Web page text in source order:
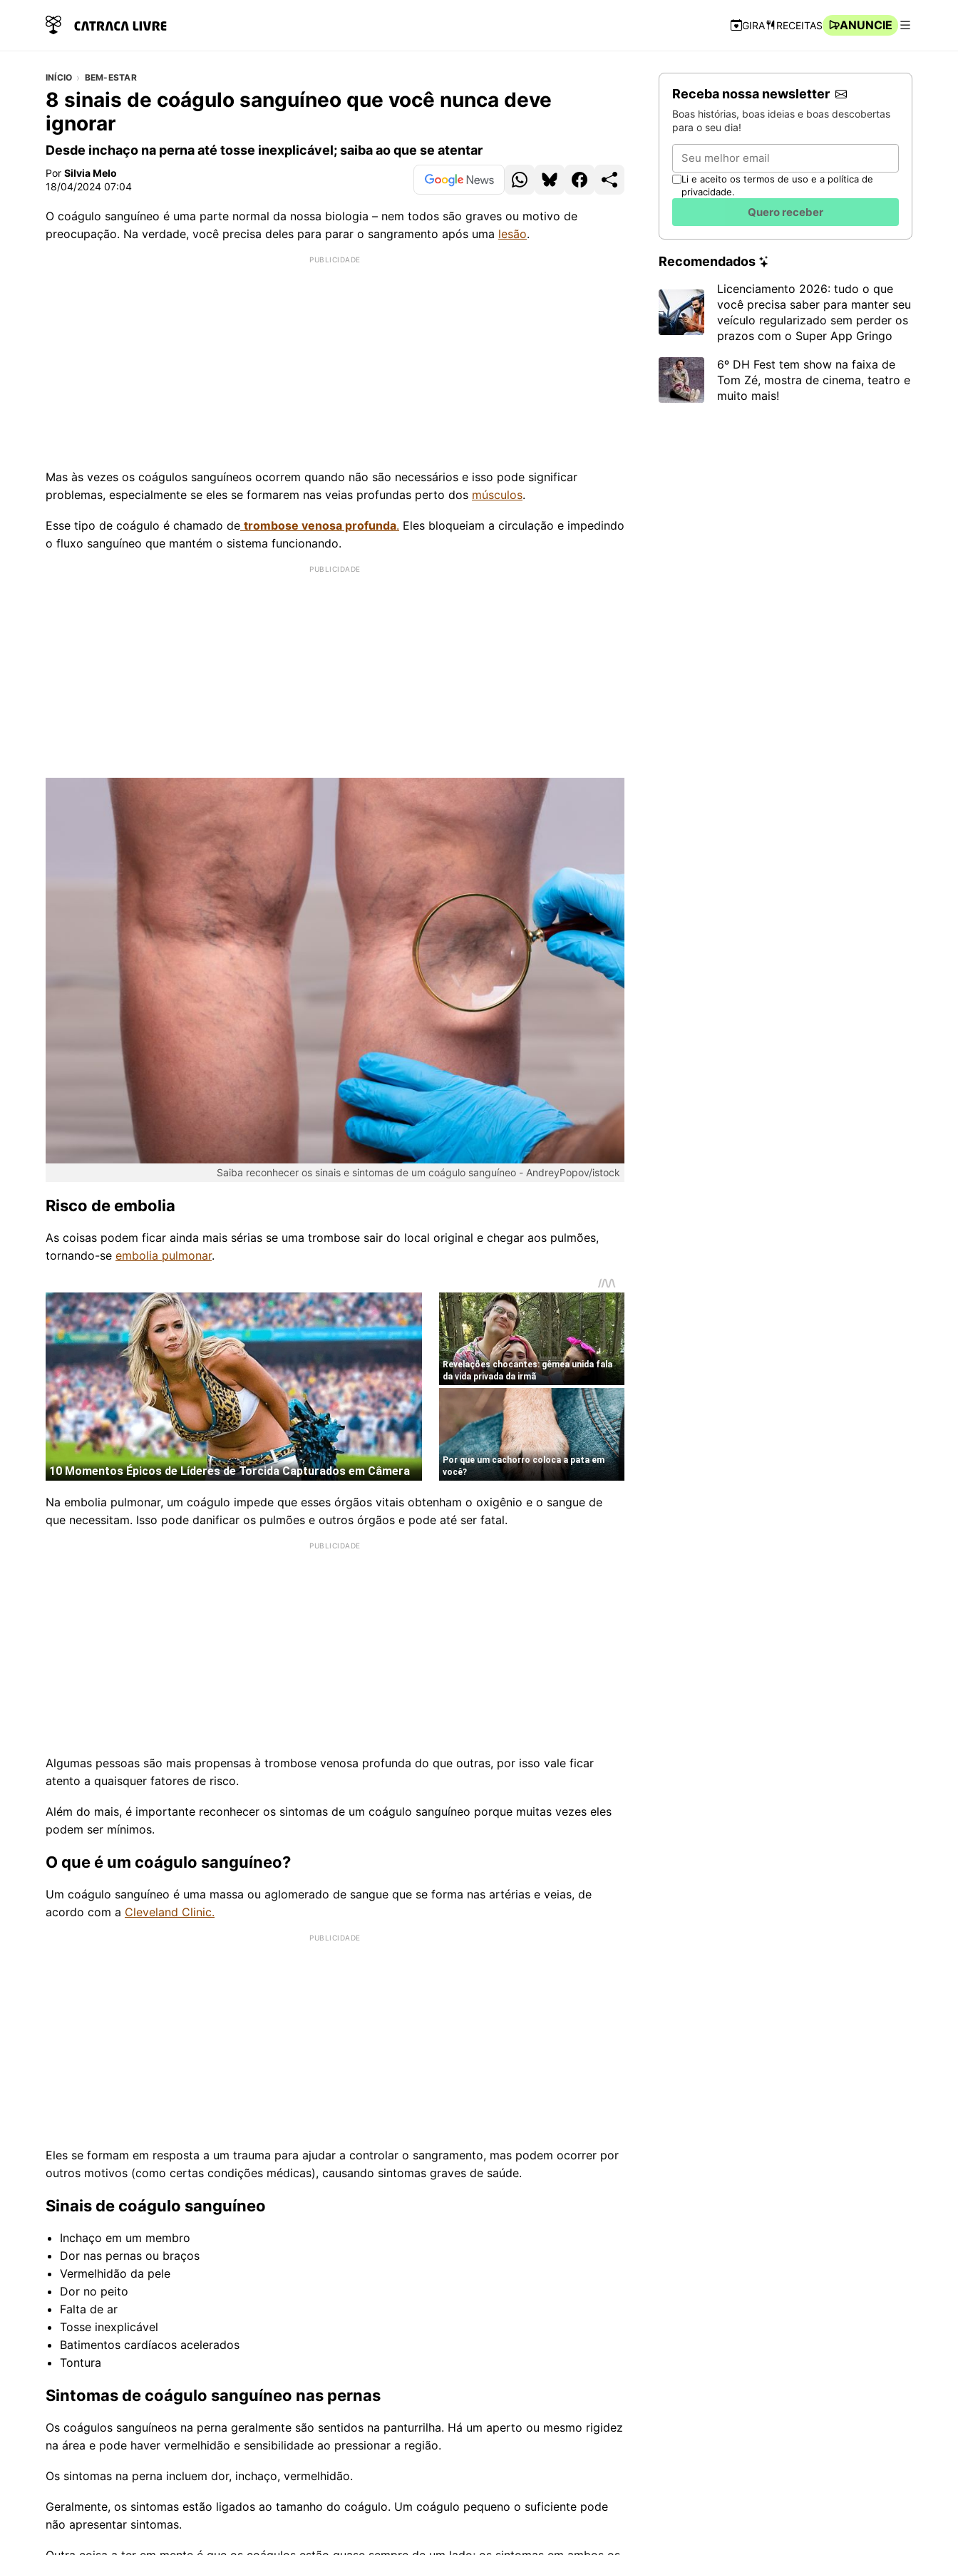
Navegação Rápida
GIRA RECEITAS
ANUNCIE
INÍCIO BEM-ESTAR
8 sinais de coágulo sanguíneo que você nunca deve
ignorar
Desde inchaço na perna até tosse inexplicável; saiba ao que se atentar
Por Silvia Melo
18/04/2024 07:04
O coágulo sanguíneo é uma parte normal da nossa biologia – nem todos são graves ou motivo de
preocupação. Na verdade, você precisa deles para parar o sangramento após uma lesão.
Mas às vezes os coágulos sanguíneos ocorrem quando não são necessários e isso pode significar
problemas, especialmente se eles se formarem nas veias profundas perto dos músculos.
Esse tipo de coágulo é chamado de trombose venosa profunda. Eles bloqueiam a circulação e impedindo
o fluxo sanguíneo que mantém o sistema funcionando.
Saiba reconhecer os sinais e sintomas de um coágulo sanguíneo - AndreyPopov/istock
Risco de embolia
As coisas podem ficar ainda mais sérias se uma trombose sair do local original e chegar aos pulmões,
tornando-se embolia pulmonar.
Na embolia pulmonar, um coágulo impede que esses órgãos vitais obtenham o oxigênio e o sangue de
que necessitam. Isso pode danificar os pulmões e outros órgãos e pode até ser fatal.
Algumas pessoas são mais propensas à trombose venosa profunda do que outras, por isso vale ficar
atento a quaisquer fatores de risco.
Além do mais, é importante reconhecer os sintomas de um coágulo sanguíneo porque muitas vezes eles
podem ser mínimos.
O que é um coágulo sanguíneo?
Um coágulo sanguíneo é uma massa ou aglomerado de sangue que se forma nas artérias e veias, de
acordo com a Cleveland Clinic.
Eles se formam em resposta a um trauma para ajudar a controlar o sangramento, mas podem ocorrer por
outros motivos (como certas condições médicas), causando sintomas graves de saúde.
Sinais de coágulo sanguíneo
Inchaço em um membro
Dor nas pernas ou braços
Vermelhidão da pele
Dor no peito
Falta de ar
Tosse inexplicável
Batimentos cardíacos acelerados
Tontura
Sintomas de coágulo sanguíneo nas pernas
Os coágulos sanguíneos na perna geralmente são sentidos na panturrilha. Há um aperto ou mesmo rigidez
na área e pode haver vermelhidão e sensibilidade ao pressionar a região.
Os sintomas na perna incluem dor, inchaço, vermelhidão.
Geralmente, os sintomas estão ligados ao tamanho do coágulo. Um coágulo pequeno o suficiente pode
não apresentar sintomas.
Receba nossa newsletter
Boas histórias, boas ideias e boas descobertas
para o seu dia!
Email
Li e aceito os termos de uso e a política de
privacidade.
Quero receber
Recomendados
Licenciamento 2026: tudo o que
você precisa saber para manter seu
veículo regularizado sem perder os
prazos com o Super App Gringo
6º DH Fest tem show na faixa de
Tom Zé, mostra de cinema, teatro e
muito mais!